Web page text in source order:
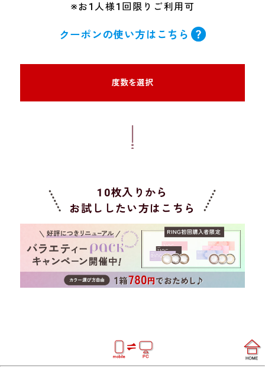
※お1人様1回限りご利用可
クーポンの使い方はこちら
度数を選択
10枚入りから
お試ししたい方はこちら